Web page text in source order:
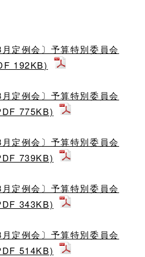
定例会〕予算特別委員会
192KB)
定例会〕予算特別委員会
775KB)
定例会〕予算特別委員会
739KB)
定例会〕予算特別委員会
343KB)
定例会〕予算特別委員会
514KB)